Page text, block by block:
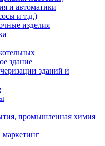
и автоматики
и т.д.)
изделия
здание
зданий и
промышленная химия